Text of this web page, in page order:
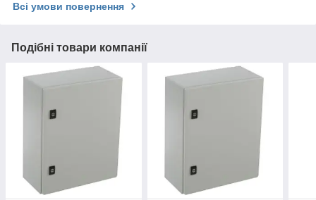
Всі умови повернення
Подібні товари компанії